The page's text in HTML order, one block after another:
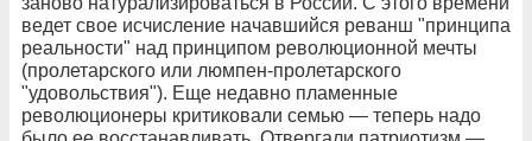
ведет свое исчисление начавшийся реванш "принципа
реальности" над принципом революционной мечты
(пролетарского или люмпен-пролетарского
"удовольствия"). Еще недавно пламенные
революционеры критиковали семью — теперь надо